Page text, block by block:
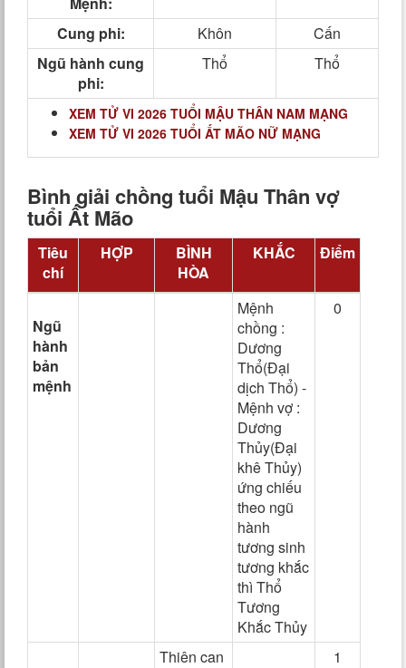
Cung phi: Khôn
Cấn
Ngũ hành cung
phi:
Thổ Thổ
XEM TỬ VI 2026 TUỔI MẬU THÂN NAM MẠNG
XEM TỬ VI 2026 TUỔI ẤT MÃO NỮ MẠNG
Bình giải chồng tuổi Mậu Thân vợ
tuổi Ất Mão
Tiêu
chí
HỢP
BÌNH
HÒA
KHẮC Điểm
Ngũ
hành
bản
mệnh
Mệnh
chồng :
Dương
Thổ(Đại
dịch Thổ) -
Mệnh vợ :
Dương
Thủy(Đại
khê Thủy)
ứng chiếu
theo ngũ
hành
tương sinh
tương khắc
thì Thổ
Tương
Khắc Thủy
0
Thiên can
1